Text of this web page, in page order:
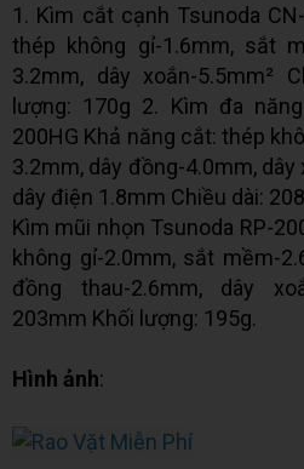
1. Kìm cắt cạnh Tsunoda
thép không gỉ-1.6mm, sắt
3.2mm, dây xoắn-5.5mm²
lượng: 170g 2. Kìm đa
200HG Khả năng cắt: thép
3.2mm, dây đồng-4.0mm,
dây điện 1.8mm Chiều dài:
Kìm mũi nhọn Tsunoda RP-
không gỉ-2.0mm, sắt mềm-
đồng thau-2.6mm, dây
203mm Khối lượng: 195g.
Hình ảnh: